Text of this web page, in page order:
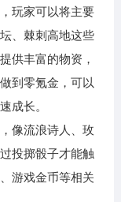
玩家可以将主要
、棘刺高地这些
供丰富的物资，
到零氪金，可以
成长。
像流浪诗人、玫
投掷骰子才能触
游戏金币等相关